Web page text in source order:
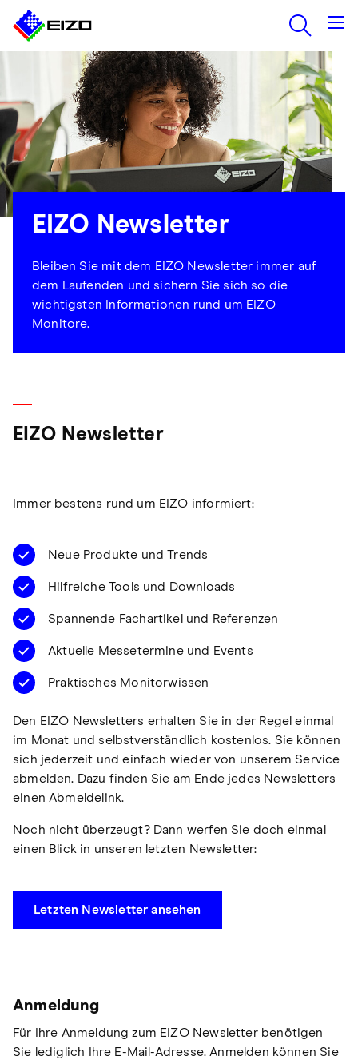
EIZO Newsletter
Bleiben Sie mit dem EIZO Newsletter immer auf
dem Laufenden und sichern Sie sich so die
wichtigsten Informationen rund um EIZO
Monitore.
EIZO Newsletter
Immer bestens rund um EIZO informiert:
Neue Produkte und Trends
Hilfreiche Tools und Downloads
Spannende Fachartikel und Referenzen
Aktuelle Messetermine und Events
Praktisches Monitorwissen
Den EIZO Newsletters erhalten Sie in der Regel einmal
im Monat und selbstverständlich kostenlos. Sie können
sich jederzeit und einfach wieder von unserem Service
abmelden. Dazu finden Sie am Ende jedes Newsletters
einen Abmeldelink.
Noch nicht überzeugt? Dann werfen Sie doch einmal
einen Blick in unseren letzten Newsletter:
Letzten Newsletter ansehen
Anmeldung
Für Ihre Anmeldung zum EIZO Newsletter benötigen
Sie lediglich Ihre E-Mail-Adresse. Anmelden können Sie